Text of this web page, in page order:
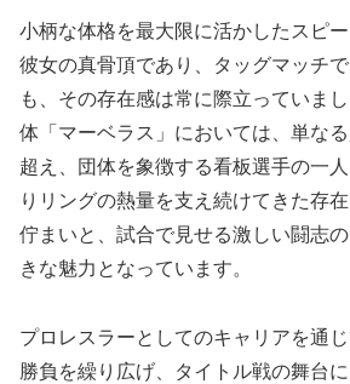
小柄な体格を最大限に活かしたスピ
彼女の真骨頂であり、タッグマッチ
も、その存在感は常に際立っていま
体「マーベラス」においては、単な
超え、団体を象徴する看板選手の一
りリングの熱量を支え続けてきた存
佇まいと、試合で見せる激しい闘志
きな魅力となっています。
プロレスラーとしてのキャリアを通
勝負を繰り広げ、タイトル戦の舞台